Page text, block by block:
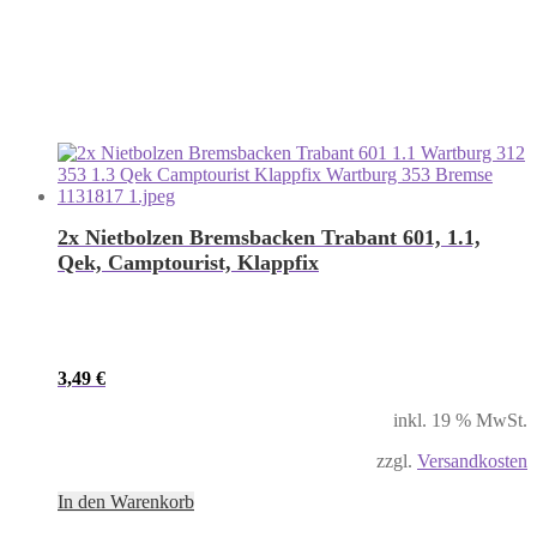
2x Nietbolzen Bremsbacken Trabant 601, 1.1,
Qek, Camptourist, Klappfix
3,49 €
inkl. 19 % MwSt.
zzgl. Versandkosten
In den Warenkorb